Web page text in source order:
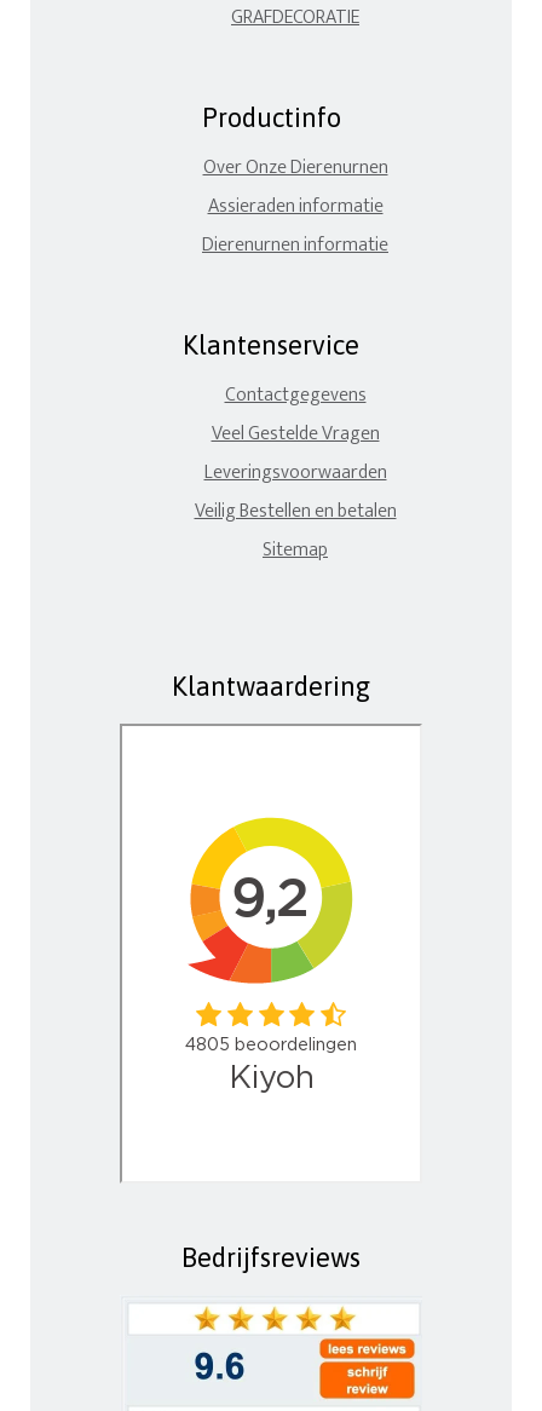
GRAFDECORATIE
Productinfo
Over Onze Dierenurnen
Assieraden informatie
Dierenurnen informatie
Klantenservice
Contactgegevens
Veel Gestelde Vragen
Leveringsvoorwaarden
Veilig Bestellen en betalen
Sitemap
Klantwaardering
Bedrijfsreviews